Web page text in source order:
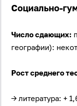
Социально-
Число сдающих:
географии):
Рост среднего
→ литература: +